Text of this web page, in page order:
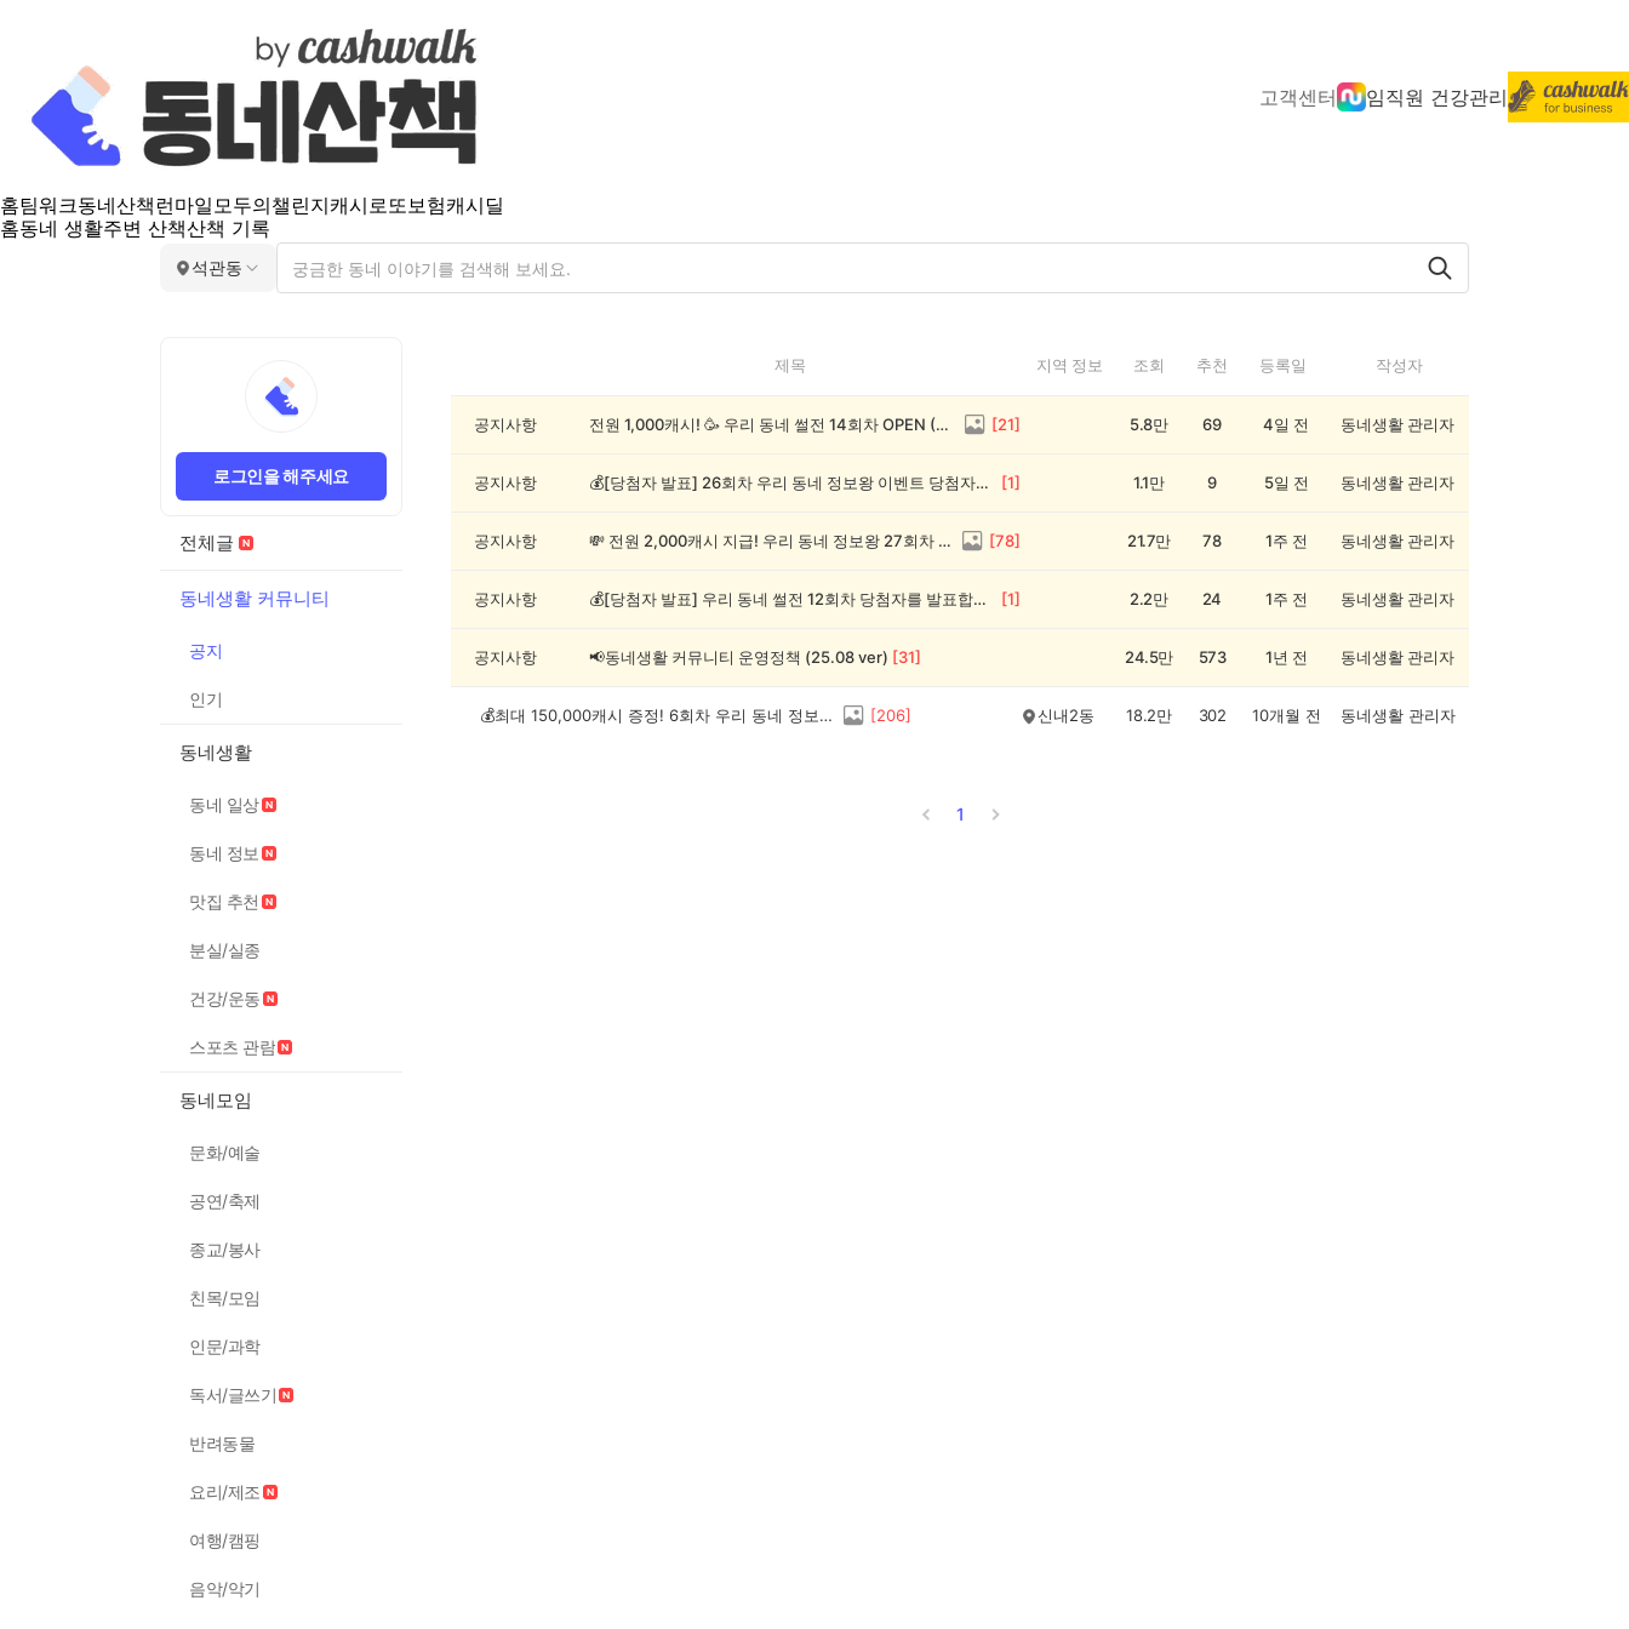
고객센터 임직원 건강관리
홈팀워크동네산책 런마일모두의챌린지캐시로또보험캐시딜
홈동네 생활주변 산책산책 기록
석관동
로그인을 해주세요
전체글
동네생활 커뮤니티
공지
인기
동네생활
동네 일상
동네 정보
맛집 추천
분실/실종
건강/운동
스포츠 관람
동네모임
문화/예술
공연/축제
종교/봉사
친목/모임
인문/과학
독서/글쓰기
반려동물
요리/제조
여행/캠핑
음악/악기
동
제목 지역 정보 조회 추천 등록일 작성자
공지사항 전원 1,000캐시! 🥳 우리 동네 썰전 14회차 OPEN (~8/17) [21] 5.8만 69 4일 전 동네생활 관리자
공지사항 💰[당첨자 발표] 26회차 우리 동네 정보왕 이벤트 당첨자를 발표합니다! [1] 1.1만 9 5일 전 동네생활 관리자
공지사항 💸 전원 2,000캐시 지급! 우리 동네 정보왕 27회차 (~8/10) [78] 21.7만 78 1주 전 동네생활 관리자
공지사항 💰[당첨자 발표] 우리 동네 썰전 12회차 당첨자를 발표합니다! [1] 2.2만 24 1주 전 동네생활 관리자
공지사항 📢동네생활 커뮤니티 운영정책 (25.08 ver) [31] 24.5만 573 1년 전 동네생활 관리자
💰최대 150,000캐시 증정! 6회차 우리 동네 정보왕 이벤트 [206] 신내2동 18.2만 302 10개월 전 동네생활 관리자
1